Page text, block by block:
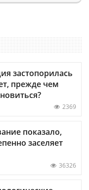
застопорилась
прежде чем
2369
показало,
заселяет
36326